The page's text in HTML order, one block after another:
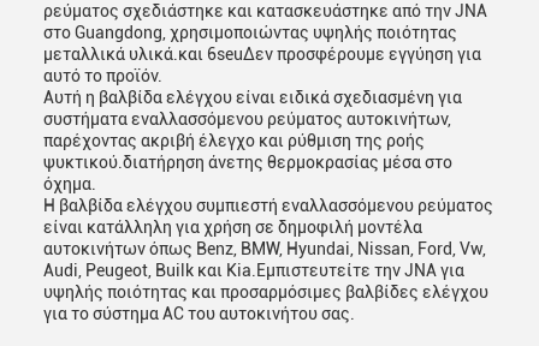
ρεύματος σχεδιάστηκε και κατασκευάστηκε από την JNA
στο Guangdong, χρησιμοποιώντας υψηλής ποιότητας
μεταλλικά υλικά.και 6seuΔεν προσφέρουμε εγγύηση για
αυτό το προϊόν.
Αυτή η βαλβίδα ελέγχου είναι ειδικά σχεδιασμένη για
συστήματα εναλλασσόμενου ρεύματος αυτοκινήτων,
παρέχοντας ακριβή έλεγχο και ρύθμιση της ροής
ψυκτικού.διατήρηση άνετης θερμοκρασίας μέσα στο
όχημα.
Η βαλβίδα ελέγχου συμπιεστή εναλλασσόμενου ρεύματος
είναι κατάλληλη για χρήση σε δημοφιλή μοντέλα
αυτοκινήτων όπως Benz, BMW, Hyundai, Nissan, Ford, Vw,
Audi, Peugeot, Builk και Kia.Εμπιστευτείτε την JNA για
υψηλής ποιότητας και προσαρμόσιμες βαλβίδες ελέγχου
για το σύστημα AC του αυτοκινήτου σας.